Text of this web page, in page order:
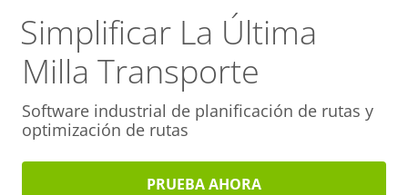
Simplificar La Última
Milla Transporte
Software industrial de planificación de rutas y
optimización de rutas
PRUEBA AHORA